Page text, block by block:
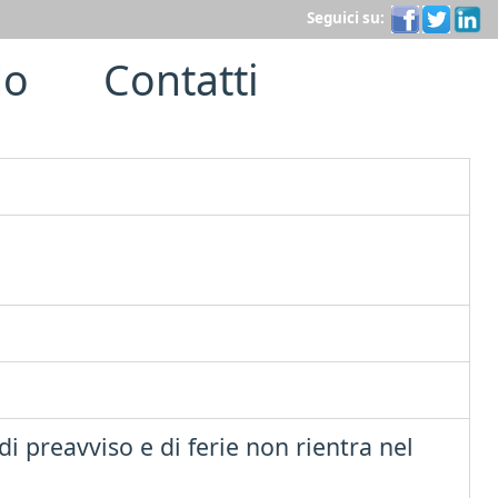
Seguici su:
Contatti
preavviso e di ferie non rientra nel